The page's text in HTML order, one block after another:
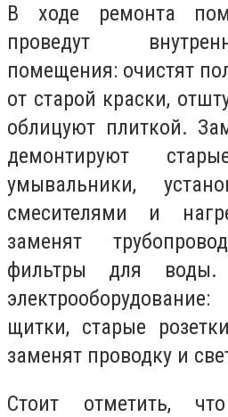
В ходе ремонта
проведут
помещения: очистят
от старой краски,
облицуют плиткой.
демонтируют
умывальники,
смесителями и
заменят
фильтры для воды.
щитки, старые
заменят проводку и
Стоит отметить,